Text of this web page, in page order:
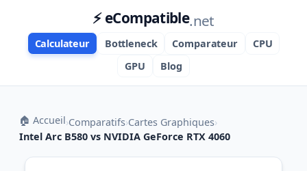
⚡ eCompatible.net
Calculateur Bottleneck Comparateur
CPU
GPU
Blog
🏠 Accueil›Comparatifs›Cartes Graphiques›
Intel Arc B580 vs NVIDIA GeForce RTX 4060